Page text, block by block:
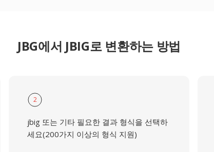
JBG에서 JBIG로 변환하는 방법
2
jbig 또는 기타 필요한 결과 형식을 선택하
세요(200가지 이상의 형식 지원)